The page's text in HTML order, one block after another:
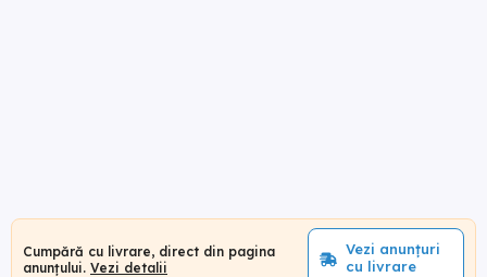
Cumpără cu livrare, direct din pagina
anunțului. Vezi detalii
Vezi anunțuri
cu livrare